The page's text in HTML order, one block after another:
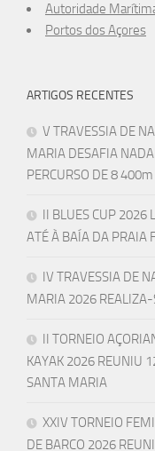
Autoridade
Portos dos Açores
ARTIGOS RECENTES
V TRAVESSIA DE
MARIA DESAFIA
PERCURSO DE 8 400m
II BLUES CUP 2026
ATÉ À BAÍA DA PRAIA
IV TRAVESSIA DE
MARIA 2026 REALIZA-
II TORNEIO
KAYAK 2026 REUNIU
SANTA MARIA
XXIV TORNEIO
DE BARCO 2026